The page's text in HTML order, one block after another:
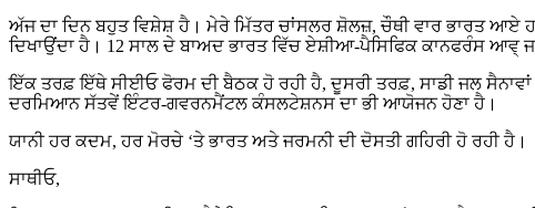
ਅੱਜ ਦਾ ਦਿਨ ਬਹੁਤ ਵਿਸ਼ੇਸ਼ ਹੈ। ਮੇਰੇ ਮਿੱਤਰ ਚਾਂਸਲਰ ਸ਼ੋਲਜ਼, ਚੌਥੀ ਵਾਰ ਭਾਰਤ ਆਏ
ਦਿਖਾਉਂਦਾ ਹੈ। 12 ਸਾਲ ਦੇ ਬਾਅਦ ਭਾਰਤ ਵਿੱਚ ਏਸ਼ੀਆ-ਪੈਸਿਫਿਕ ਕਾਨਫਰੰਸ ਆਵ੍
ਇੱਕ ਤਰਫ਼ ਇੱਥੇ ਸੀਈਓ ਫੋਰਮ ਦੀ ਬੈਠਕ ਹੋ ਰਹੀ ਹੈ, ਦੂਸਰੀ ਤਰਫ਼, ਸਾਡੀ ਜਲ
ਦਰਮਿਆਨ ਸੱਤਵੇਂ ਇੰਟਰ-ਗਵਰਨਮੈਂਟਲ ਕੰਸਲਟੇਸ਼ਨਸ ਦਾ ਭੀ ਆਯੋਜਨ ਹੋਣਾ ਹੈ।
ਯਾਨੀ ਹਰ ਕਦਮ, ਹਰ ਮੋਰਚੇ ‘ਤੇ ਭਾਰਤ ਅਤੇ ਜਰਮਨੀ ਦੀ ਦੋਸਤੀ ਗਹਿਰੀ ਹੋ ਰਹੀ ਹੈ।
ਸਾਥੀਓ,